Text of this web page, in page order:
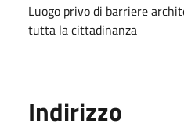
Luogo privo di barriere
tutta la cittadinanza
Indirizzo